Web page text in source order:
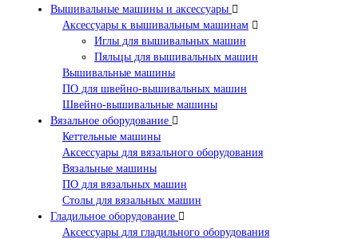
Вышивальные машины и аксессуары
Аксессуары к вышивальным машинам
Иглы для вышивальных машин
Пяльцы для вышивальных машин
Вышивальные машины
ПО для швейно-вышивальных машин
Швейно-вышивальные машины
Вязальное оборудование
Кеттельные машины
Аксессуары для вязального оборудования
Вязальные машины
ПО для вязальных машин
Столы для вязальных машин
Гладильное оборудование
Аксессуары для гладильного оборудования